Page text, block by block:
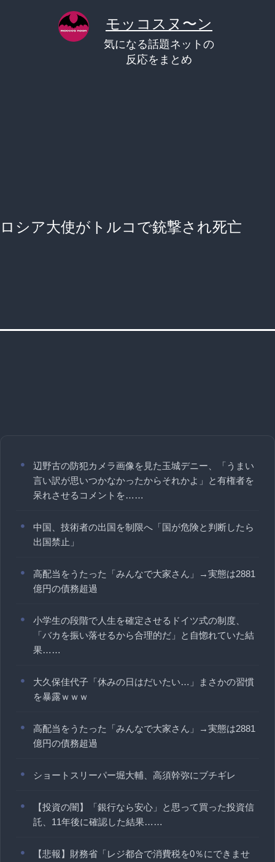
モッコスヌ〜ン
気になる話題ネットの
反応をまとめ
ロシア大使がトルコで銃撃され死亡
辺野古の防犯カメラ画像を見た玉城デニー、「うまい
言い訳が思いつかなかったからそれかよ」と有権者を
呆れさせるコメントを……
中国、技術者の出国を制限へ「国が危険と判断したら
出国禁止」
高配当をうたった「みんなで大家さん」→実態は2881
億円の債務超過
小学生の段階で人生を確定させるドイツ式の制度、
「バカを振い落せるから合理的だ」と自惚れていた結
果……
大久保佳代子「休みの日はだいたい…」まさかの習慣
を暴露ｗｗｗ
高配当をうたった「みんなで大家さん」→実態は2881
億円の債務超過
ショートスリーパー堀大輔、高須幹弥にブチギレ
【投資の闇】「銀行なら安心」と思って買った投資信
託、11年後に確認した結果……
【悲報】財務省「レジ都合で消費税を0％にできませ